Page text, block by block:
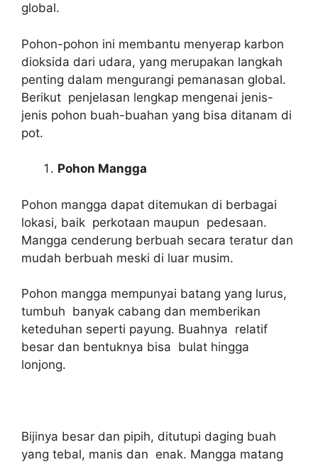
global.
Pohon-pohon ini membantu menyerap karbon
dioksida dari udara, yang merupakan langkah
penting dalam mengurangi pemanasan global.
Berikut penjelasan lengkap mengenai jenis-
jenis pohon buah-buahan yang bisa ditanam di
pot.
Pohon Mangga
Pohon mangga dapat ditemukan di berbagai
lokasi, baik perkotaan maupun pedesaan.
Mangga cenderung berbuah secara teratur dan
mudah berbuah meski di luar musim.
Pohon mangga mempunyai batang yang lurus,
tumbuh banyak cabang dan memberikan
keteduhan seperti payung. Buahnya relatif
besar dan bentuknya bisa bulat hingga
lonjong.
Bijinya besar dan pipih, ditutupi daging buah
yang tebal, manis dan enak. Mangga matang